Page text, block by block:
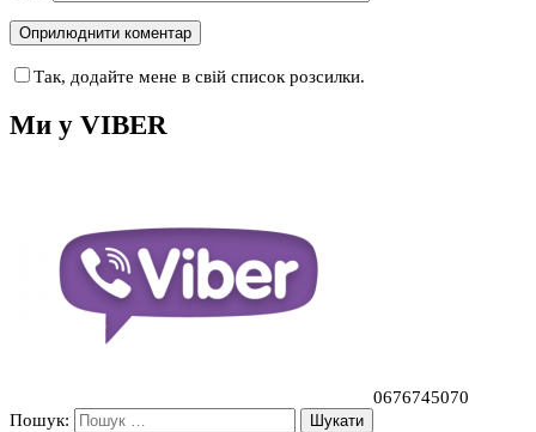
Так, додайте мене в свій список розсилки.
Ми у VIBER
0676745070
Пошук: